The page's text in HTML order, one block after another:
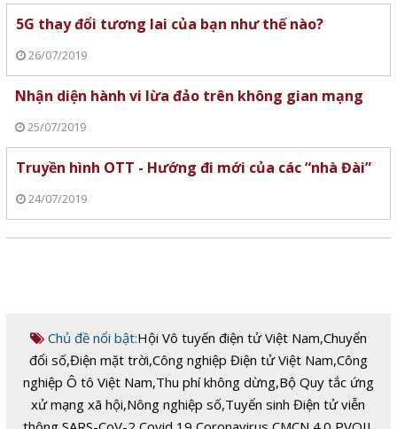
5G thay đổi tương lai của bạn như thế nào?
26/07/2019
Nhận diện hành vi lừa đảo trên không gian mạng
25/07/2019
Truyền hình OTT - Hướng đi mới của các “nhà Đài”
24/07/2019
Chủ đề nổi bật:Hội Vô tuyến điện tử Việt Nam,Chuyển
đổi số,Điện mặt trời,Công nghiệp Điện tử Việt Nam,Công
nghiệp Ô tô Việt Nam,Thu phí không dừng,Bộ Quy tắc ứng
xử mạng xã hội,Nông nghiệp số,Tuyển sinh Điện tử viễn